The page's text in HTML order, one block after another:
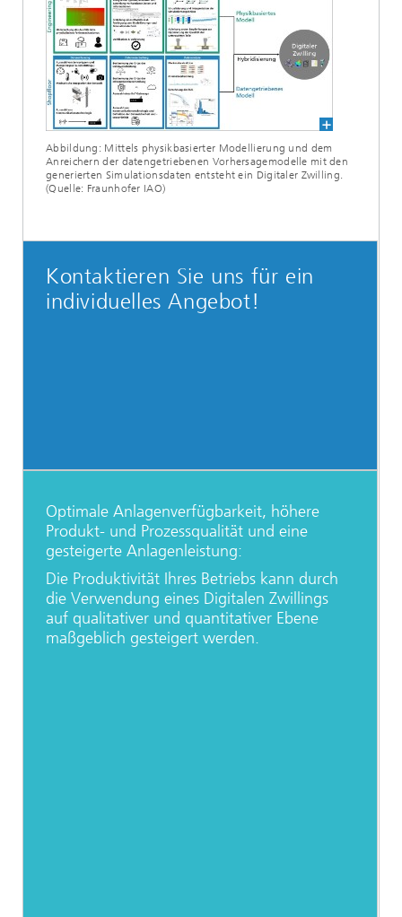
Abbildung: Mittels physikbasierter Modellierung und dem
Anreichern der datengetriebenen Vorhersagemodelle mit den
generierten Simulationsdaten entsteht ein Digitaler Zwilling.
(Quelle: Fraunhofer IAO)
Kontaktieren Sie uns für ein
individuelles Angebot!
Optimale Anlagenverfügbarkeit, höhere
Produkt- und Prozessqualität und eine
gesteigerte Anlagenleistung:
Die Produktivität Ihres Betriebs kann durch
die Verwendung eines Digitalen Zwillings
auf qualitativer und quantitativer Ebene
maßgeblich gesteigert werden.